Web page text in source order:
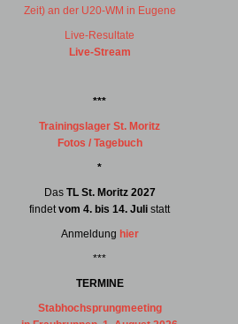
Zeit) an der U20-WM in Eugene
Live-Resultate
Live-Stream
***
Trainingslager St. Moritz
Fotos / Tagebuch
*
Das TL St. Moritz 2027
findetvom 4. bis 14. Juli statt
Anmeldung hier
***
TERMINE
Stabhochsprungmeeting